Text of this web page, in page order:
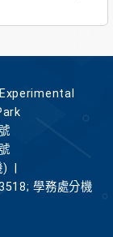
)
學務處分機